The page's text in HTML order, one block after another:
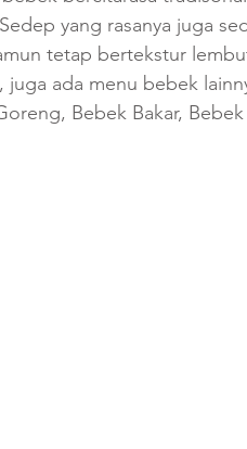
yang rasanya juga
tetap bertekstur
juga ada menu bebek
Bebek Bakar,